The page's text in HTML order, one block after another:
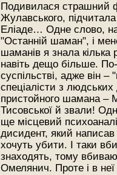
Подивилася страшний
Жулавського, підчитала
Еліаде… Одне слово, на
"Останній шаман", і
шаманів я знала кілька
навіть дещо більше.
суспільстві, адже він
спеціалісти з
пристойного шамана –
Тисовської й звали!
ще місцевий
дисидент, який
хочуть убити. І таки
знаходять, тому
Омелянич. Проте і в